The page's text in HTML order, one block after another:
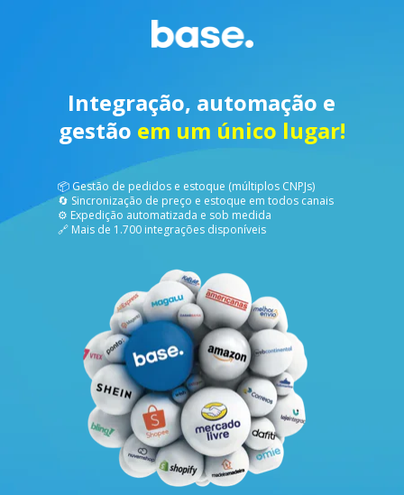
Integração, automação e
gestão em um único lugar!
📦 Gestão de pedidos e estoque (múltiplos CNPJs)
🔄 Sincronização de preço e estoque em todos canais
⚙️ Expedição automatizada e sob medida
🔗 Mais de 1.700 integrações disponíveis